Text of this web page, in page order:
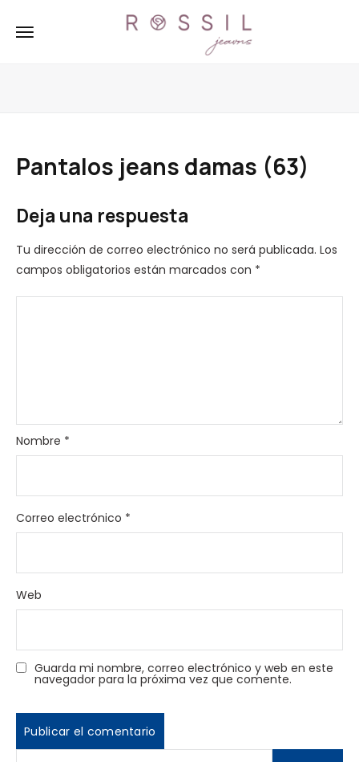
Pantalos jeans damas (63)
Deja una respuesta
Tu dirección de correo electrónico no será publicada. Los
campos obligatorios están marcados con *
Nombre *
Correo electrónico *
Web
Guarda mi nombre, correo electrónico y web en este
navegador para la próxima vez que comente.